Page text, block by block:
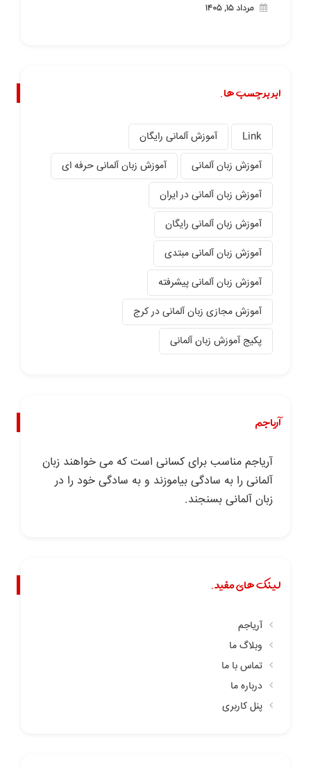
مرداد ۱۵, ۱۴۰۵
ابر برچسب ها.
Link
آموزش آلمانی رایگان
آموزش زبان آلمانی
آموزش زبان آلمانی حرفه ای
آموزش زبان آلمانی در ایران
آموزش زبان آلمانی رایگان
آموزش زبان آلمانی مبتدی
آموزش زبان آلمانی پیشرفته
آموزش مجازی زبان آلمانی در کرج
پکیج آموزش زبان آلمانی
آریاجم
آریاجم مناسب برای کسانی است که می خواهند زبان
آلمانی را به سادگی بیاموزند و به سادگی خود را در
زبان آلمانی بسنجند.
لینک های مفید.
آریاجم
وبلاگ ما
تماس با ما
درباره ما
پنل کاربری